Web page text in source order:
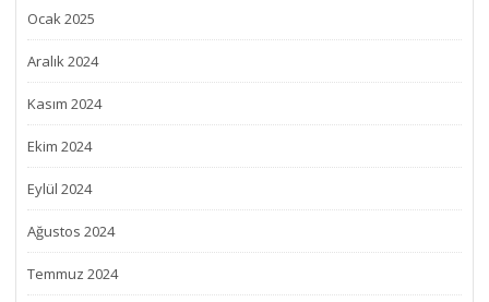
Ocak 2025
Aralık 2024
Kasım 2024
Ekim 2024
Eylül 2024
Ağustos 2024
Temmuz 2024